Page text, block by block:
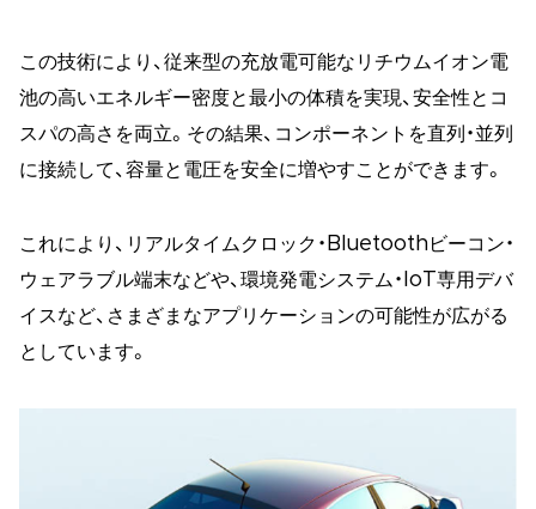
この技術により、従来型の充放電可能なリチウムイオン電
池の高いエネルギー密度と最小の体積を実現、安全性とコ
スパの高さを両立。その結果、コンポーネントを直列・並列
に接続して、容量と電圧を安全に増やすことができます。
これにより、リアルタイムクロック・Bluetoothビーコン・
ウェアラブル端末などや、環境発電システム・IoT専用デバ
イスなど、さまざまなアプリケーションの可能性が広がる
としています。